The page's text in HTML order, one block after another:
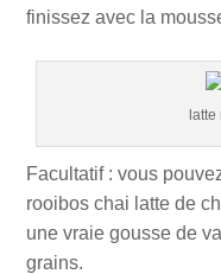
finissez avec la
latte
Facultatif : vous
rooibos chai latte de
une vraie gousse de
grains.